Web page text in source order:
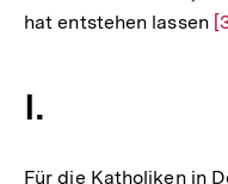
hat entstehen lassen
I.
Für die Katholiken in